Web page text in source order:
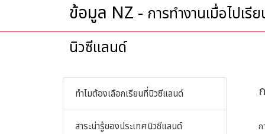
ข้อมูล NZ - การทำงานเมื่อไปเ
นิวซีแลนด์
ทำไมต้องเลือกเรียนที่นิวซีแลนด์
สาระน่ารู้ของประเทศนิวซีแลนด์